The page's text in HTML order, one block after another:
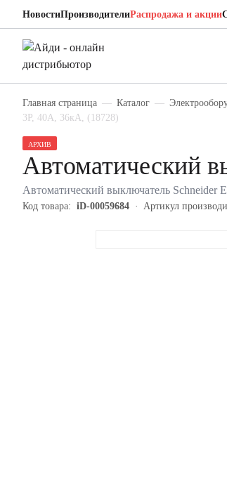
НовостиПроизводителиРаспродажа и акции
Главная страница Каталог
3P, 40А, 36кА, (18728)
АРХИВ
Автоматический
Автоматический выключатель Schneider
Код товара: iD-00059684 Артикул
Schneider Electric 18728
Автоматический выключатель